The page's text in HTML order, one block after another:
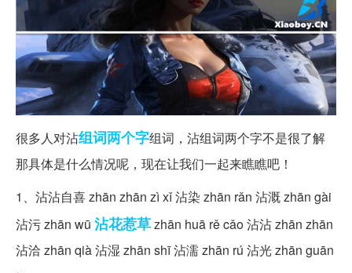
很多人对沾组词两个字组词，沾组词两个字不是很了解
那具体是什么情况呢，现在让我们一起来瞧瞧吧！
1、沾沾自喜 zhān zhān zì xǐ 沾染 zhān rǎn 沾溉 zhān gài
沾污 zhān wū 沾花惹草zhān huā rě cǎo 沾沾 zhān zhān
沾洽 zhān qià 沾湿 zhān shī 沾濡 zhān rú 沾光 zhān guān